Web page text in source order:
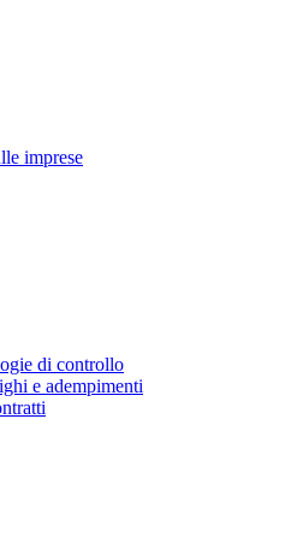
imprese
di controllo
e adempimenti